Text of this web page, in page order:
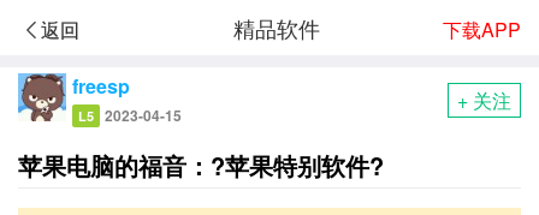
返回 精品软件 下载APP
freesp
L5 2023-04-15
+ 关注
苹果电脑的福音：?苹果特别软件?